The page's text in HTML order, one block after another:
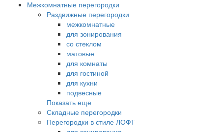
Межкомнатные перегородки
Раздвижные перегородки
межкомнатные
для зонирования
со стеклом
матовые
для комнаты
для гостиной
для кухни
подвесные
Показать еще
Складные перегородки
Перегородки в стиле ЛОФТ